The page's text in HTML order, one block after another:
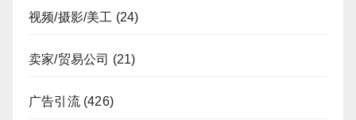
视频/摄影/美工 (24)
卖家/贸易公司 (21)
广告引流(426)